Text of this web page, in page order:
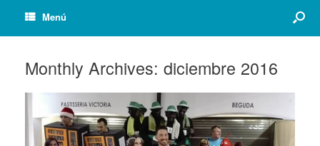
Menú
Monthly Archives: diciembre 2016